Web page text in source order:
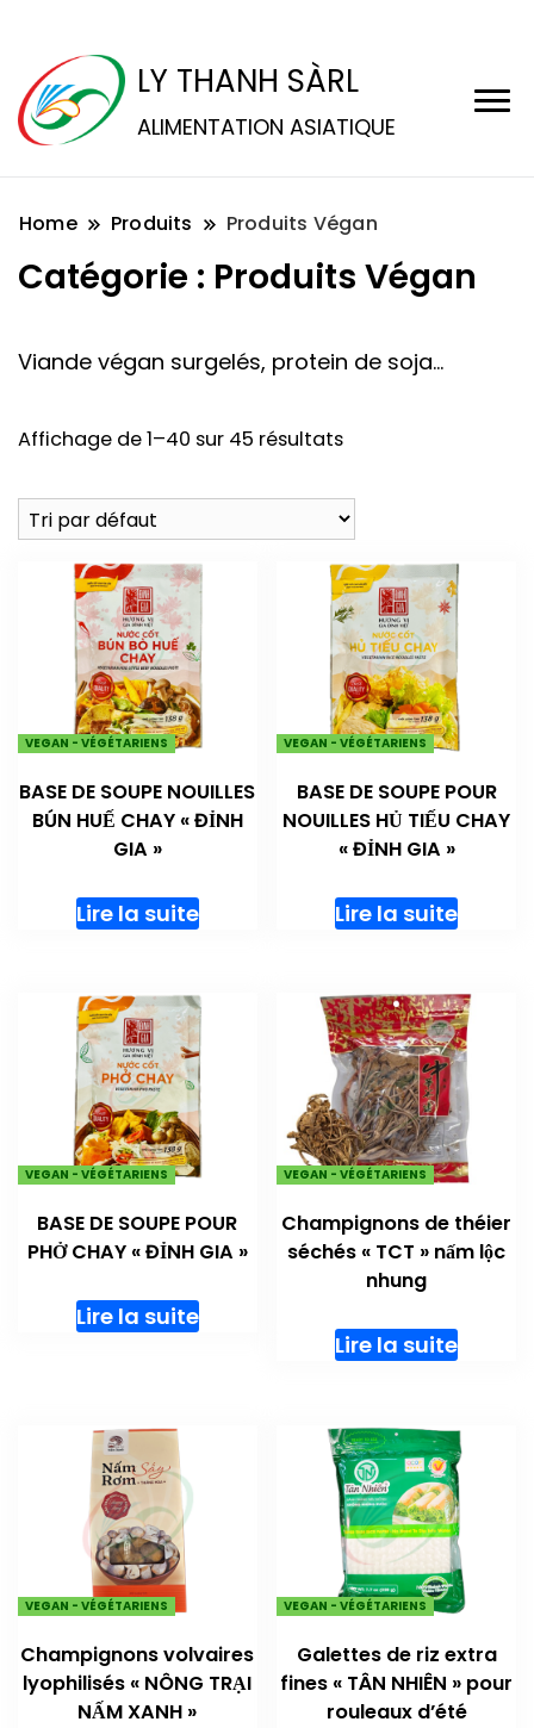
LY THANH SÀRL
ALIMENTATION ASIATIQUE
Home Produits Produits Végan
Catégorie : Produits Végan
Viande végan surgelés, protein de soja…
Affichage de 1–40 sur 45 résultats
VEGAN - VÉGÉTARIENS
BASE DE SOUPE NOUILLES
BÚN HUẾ CHAY « ĐỈNH
GIA »
Lire la suite
VEGAN - VÉGÉTARIENS
BASE DE SOUPE POUR
NOUILLES HỦ TIẾU CHAY
« ĐỈNH GIA »
Lire la suite
VEGAN - VÉGÉTARIENS
BASE DE SOUPE POUR
PHỞ CHAY « ĐỈNH GIA »
Lire la suite
VEGAN - VÉGÉTARIENS
Champignons de théier
séchés « TCT » nấm lộc
nhung
Lire la suite
VEGAN - VÉGÉTARIENS
Champignons volvaires
lyophilisés « NÔNG TRẠI
NẤM XANH »
VEGAN - VÉGÉTARIENS
Galettes de riz extra
fines « TÂN NHIÊN » pour
rouleaux d’été